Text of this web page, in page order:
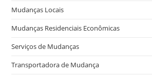
Mudanças Locais
Mudanças Residenciais Econômicas
Serviços de Mudanças
Transportadora de Mudança